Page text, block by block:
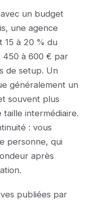
un budget
une agence
15 à 20 % du
450 à 600 € par
de setup. Un
généralement un
souvent plus
intermédiaire.
: vous
personne, qui
après
publiées par